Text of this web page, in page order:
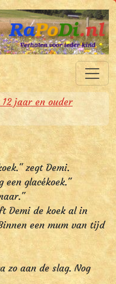
jaar en ouder
zegt Demi.
een glacékoek."
Demi de koek al in
een mum van tijd
zo aan de slag. Nog